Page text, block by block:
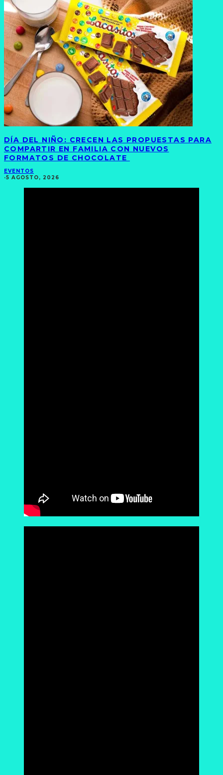
DÍA DEL NIÑO: CRECEN LAS PROPUESTAS PARA
COMPARTIR EN FAMILIA CON NUEVOS
FORMATOS DE CHOCOLATE
EVENTOS
·5 AGOSTO, 2026